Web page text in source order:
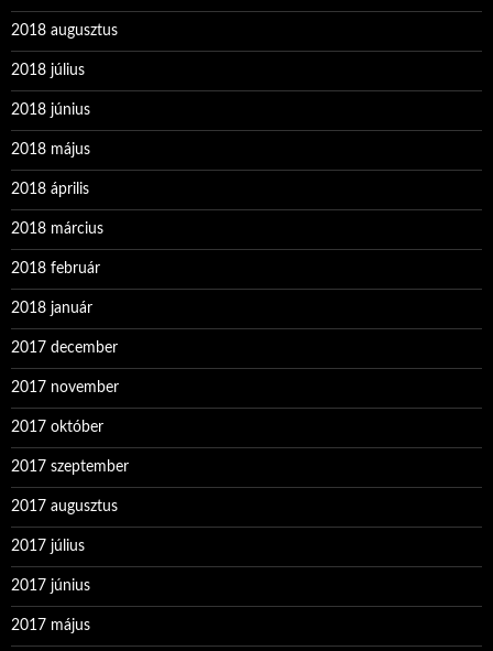
2018 augusztus
2018 július
2018 június
2018 május
2018 április
2018 március
2018 február
2018 január
2017 december
2017 november
2017 október
2017 szeptember
2017 augusztus
2017 július
2017 június
2017 május